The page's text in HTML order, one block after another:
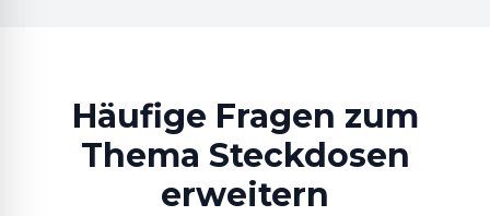
Häufige Fragen zum
Thema Steckdosen
erweitern